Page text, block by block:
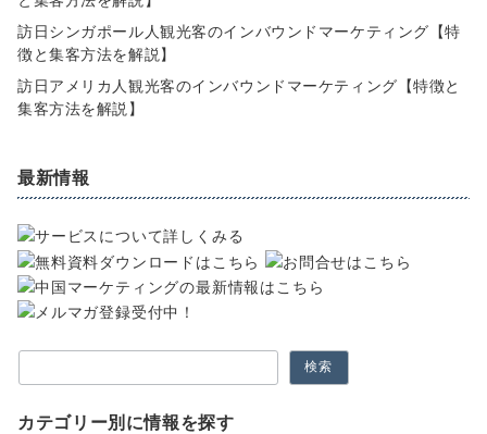
訪日シンガポール人観光客のインバウンドマーケティング【特
徴と集客方法を解説】
訪日アメリカ人観光客のインバウンドマーケティング【特徴と
集客方法を解説】
最新情報
検索
カテゴリー別に情報を探す